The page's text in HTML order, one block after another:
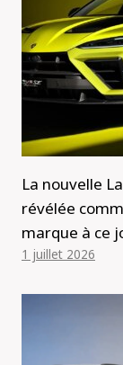
La nouvelle
révélée
marque à ce
1 juillet 2026